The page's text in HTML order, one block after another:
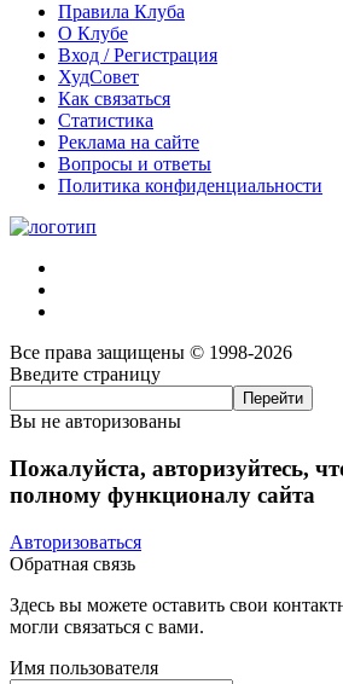
Правила Клуба
О Клубе
Вход / Регистрация
ХудСовет
Как связаться
Статистика
Реклама на сайте
Вопросы и ответы
Политика конфиденциальности
Все права защищены © 1998-2026
Введите страницу
Вы не авторизованы
Пожалуйста, авторизуйтесь,
полному функционалу сайта
Авторизоваться
Обратная связь
Здесь вы можете оставить свои
могли связаться с вами.
Имя пользователя